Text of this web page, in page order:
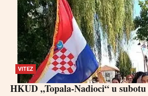
VITEZ
HKUD „Topala-Nadioci“ u